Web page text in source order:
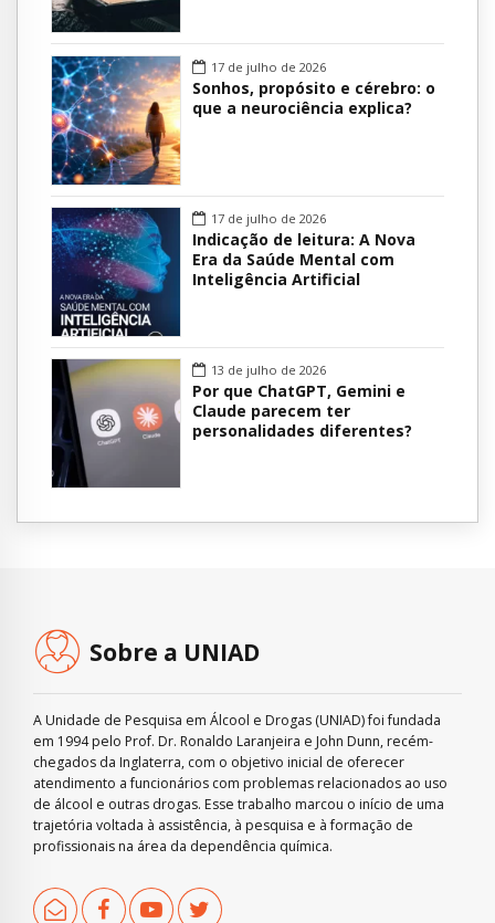
17 de julho de 2026
Sonhos, propósito e cérebro: o
que a neurociência explica?
17 de julho de 2026
Indicação de leitura: A Nova
Era da Saúde Mental com
Inteligência Artificial
13 de julho de 2026
Por que ChatGPT, Gemini e
Claude parecem ter
personalidades diferentes?
Sobre a UNIAD
A Unidade de Pesquisa em Álcool e Drogas (UNIAD) foi fundada
em 1994 pelo Prof. Dr. Ronaldo Laranjeira e John Dunn, recém-
chegados da Inglaterra, com o objetivo inicial de oferecer
atendimento a funcionários com problemas relacionados ao uso
de álcool e outras drogas. Esse trabalho marcou o início de uma
trajetória voltada à assistência, à pesquisa e à formação de
profissionais na área da dependência química.